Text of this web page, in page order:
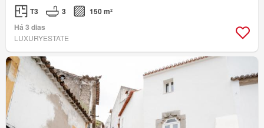
T3 3
150 m²
Há 3 dias
LUXURYESTATE